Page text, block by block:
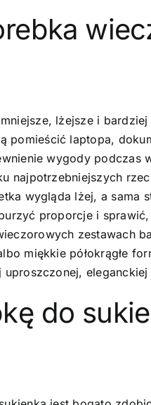
lżejsze i
pomieścić laptopa,
wygody podczas
najpotrzebniejszych
wygląda lżej, a sama
proporcje i
zestawach
miękkie półokrągłe
eleganckiej
do